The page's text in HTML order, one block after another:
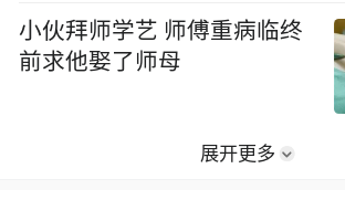
小伙拜师学艺 师傅重病临终
前求他娶了师母
展开更多